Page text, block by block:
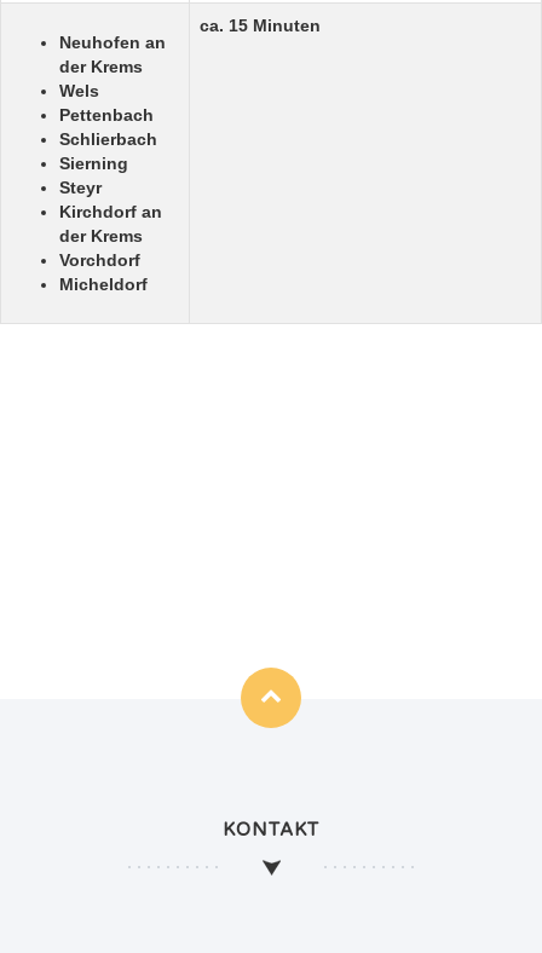
Neuhofen an
der Krems
Wels
Pettenbach
Schlierbach
Sierning
Steyr
Kirchdorf an
der Krems
Vorchdorf
Micheldorf
ca. 15 Minuten
KONTAKT